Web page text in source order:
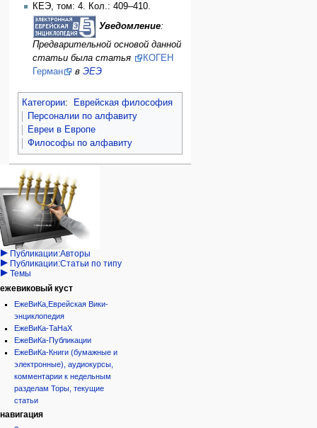
КЕЭ, том: 4. Кол.: 409–410.
Уведомление:
Предварительной основой данной
статьи была статья
КОГЕН
Герман
в ЭЕЭ
Категории:
Еврейская философия
Персоналии по алфавиту
Евреи в Европе
Философы по алфавиту
Навигация
персональные инструменты
войти
запрос
учётной
записи
категории
Израиль:Страна и
государство
Иудаизм
Народ
Проекты
Проекты/Участники/
дополнения
Публикации:Авторы
Публикации:Статьи по типу
Темы
ежевиковый куст
ЕжеВиКа,Еврейская Вики-
энциклопедия
ЕжеВиКа-ТаНаХ
ЕжеВиКа-Публикации
ЕжеВиКа-Книги (бумажные и
электронные), аудиокурсы,
комментарии к недельным
разделам Торы, текущие
статьи
навигация